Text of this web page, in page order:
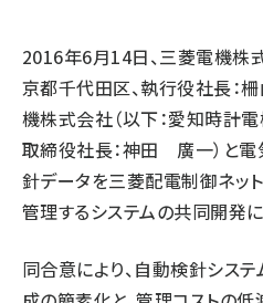
大串 (222)
aitras (185)
タンデム (149)
2016年6月14日、三菱電機株
京都千代田区、執行役社長：
機株式会社（以下：愛知時計
取締役社長：神田 廣一）と電
針データを三菱配電制御ネット
管理するシステムの共同開発
同合意により、自動検針シス